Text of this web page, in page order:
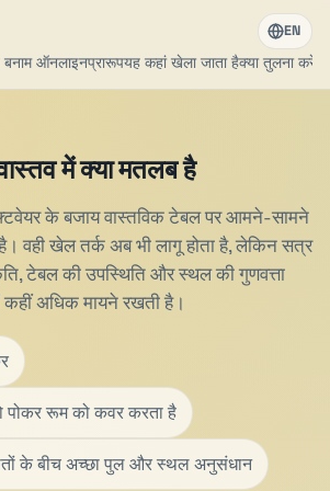
बनाम ऑनलाइनप्रारूपयह कहां खेला जाता हैक्या तुलना करें
EN
में क्या मतलब है
के बजाय वास्तविक टेबल पर आमने-सामने
वही खेल तर्क अब भी लागू होता है, लेकिन सत्र
टेबल की उपस्थिति और स्थल की गुणवत्ता
अधिक मायने रखती है।
पोकर रूम को कवर करता है
के बीच अच्छा पुल और स्थल अनुसंधान